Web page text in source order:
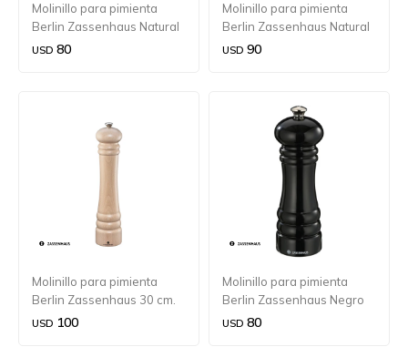
Molinillo para pimienta
Berlin Zassenhaus Natural
18 cm.
USD 80
Molinillo para pimienta
Berlin Zassenhaus Natural
24 cm.
USD 90
Molinillo para pimienta
Berlin Zassenhaus 30 cm.
USD 100
Molinillo para pimienta
Berlin Zassenhaus Negro
brillante 18 cm.
USD 80